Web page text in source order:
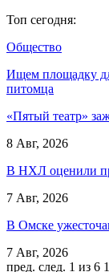
Топ сегодня:
Общество
Ищем площадку
питомца
«Пятый театр»
8 Авг, 2026
В НХЛ оценили
7 Авг, 2026
В Омске
7 Авг, 2026
пред. след. 1 из 6